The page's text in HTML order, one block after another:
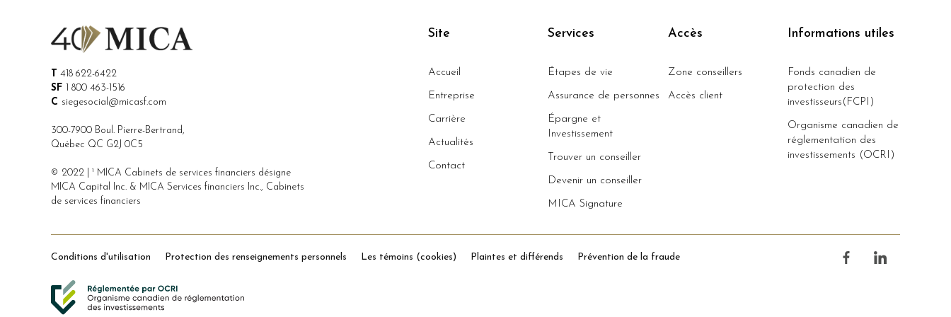
418 622-6422
SF
1 800 463-1516
C siegesocial@micasf.com
300-7900 Boul. Pierre-Bertrand,
Québec QC G2J 0C5
© 2022 | ¹ MICA Cabinets de services financiers désigne
MICA Capital Inc. & MICA Services financiers Inc., Cabinets
de services financiers
Site
Accueil
Entreprise
Carrière
Actualités
Contact
Services
Étapes de vie
Assurance de personnes
Épargne et
Investissement
Trouver un conseiller
Devenir un conseiller
MICA Signature
Accès
Zone conseillers
Accès client
Informations utiles
Fonds canadien de
protection des
investisseurs(FCPI)
Organisme canadien de
réglementation des
investissements (OCRI)
Conditions d'utilisation Protection des renseignements personnels Les témoins (cookies) Plaintes et différends Prévention de la fraude